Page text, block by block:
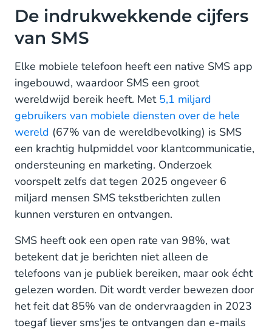
De indrukwekkende cijfers
van SMS
Elke mobiele telefoon heeft een native SMS app
ingebouwd, waardoor SMS een groot
wereldwijd bereik heeft. Met 5,1 miljard
gebruikers van mobiele diensten over de hele
wereld (67% van de wereldbevolking) is SMS
een krachtig hulpmiddel voor klantcommunicatie,
ondersteuning en marketing. Onderzoek
voorspelt zelfs dat tegen 2025 ongeveer 6
miljard mensen SMS tekstberichten zullen
kunnen versturen en ontvangen.
SMS heeft ook een open rate van 98%, wat
betekent dat je berichten niet alleen de
telefoons van je publiek bereiken, maar ook écht
gelezen worden. Dit wordt verder bewezen door
het feit dat 85% van de ondervraagden in 2023
toegaf liever sms'jes te ontvangen dan e-mails